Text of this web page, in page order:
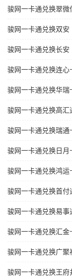
骏网一卡通兑换翠微
骏网一卡通兑换双安
骏网一卡通兑换长安
骏网一卡通兑换连心
骏网一卡通兑换华瑞
骏网一卡通兑换高汇
骏网一卡通兑换瑞通
骏网一卡通兑换日月
骏网一卡通兑换鸿运
骏网一卡通兑换首付
骏网一卡通兑换易事
骏网一卡通兑换汇金
骏网一卡通兑换广聚
骏网一卡通兑换王府